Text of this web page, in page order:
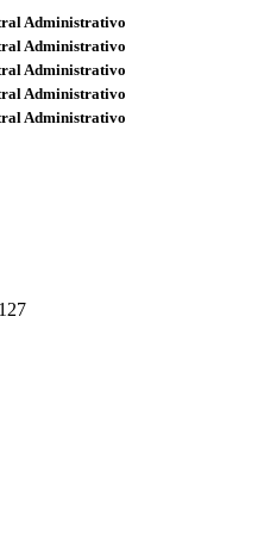
Administrativo
Administrativo
Administrativo
Administrativo
Administrativo
127